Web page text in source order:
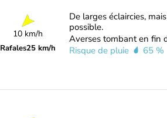
10 km/h
Rafales25 km/h
De larges éclaircies,
possible.
Averses tombant en fin
Risque de pluie
65 %